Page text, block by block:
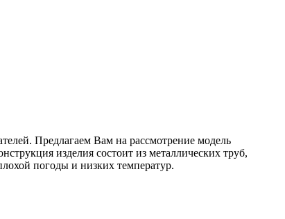
Предлагаем Вам на рассмотрение модель
изделия состоит из металлических труб,
погоды и низких температур.